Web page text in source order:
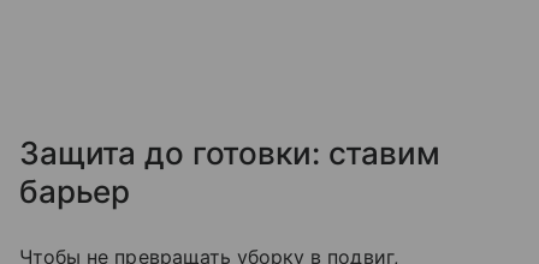
Защита до готовки: ставим
барьер
Чтобы не превращать уборку в подвиг,